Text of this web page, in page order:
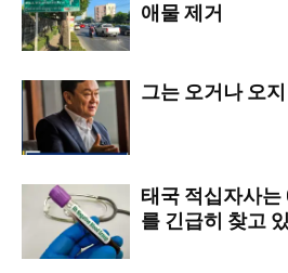
애물 제거
그는 오거나 오
태국 적십자사는
를 긴급히 찾고